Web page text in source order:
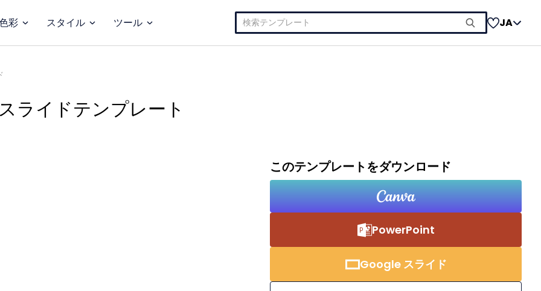
彩 スタイル ツール
検
索:
JA
ライドテンプレート
このテンプレートをダウンロード
PowerPoint
Google スライド